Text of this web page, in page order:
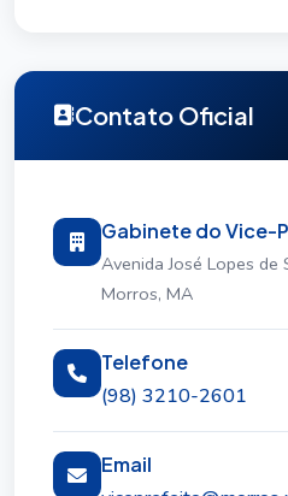
que lhe forem
determinadas.
Contato Oficial
Gabinete do Vice-
Avenida José Lopes de
Morros, MA
Telefone
(98) 3210-2601
Email